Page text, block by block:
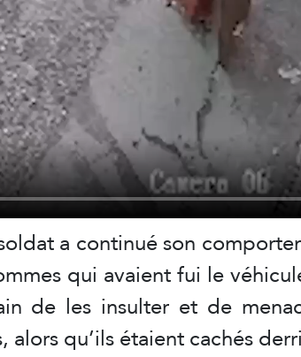
a continué son
qui avaient fui le
de les insulter et de
alors qu’ils étaient cachés